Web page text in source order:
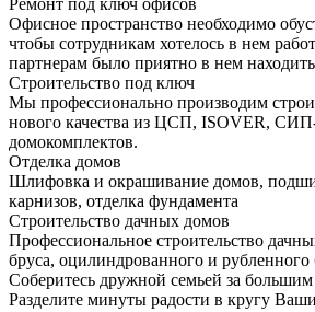
Ремонт под ключ офисов
Офисное пространство необходимо
чтобы сотрудникам хотелось в нем
партнерам было приятно в нем
Строительство под ключ
Мы профессионально производим
нового качества из ЦСП, ISOVER,
домокомплектов.
Отделка домов
Шлифовка и окрашивание домов,
карнизов, отделка фундамента
Строительство дачных домов
Профессиональное строительство
бруса, оцилиндрованного и
Соберитесь дружной семьей за
Разделите минуты радости в кругу